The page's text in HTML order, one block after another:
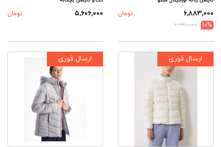
۶,۸۸۳,۰۰۰
تومان
10%
۷,۶۴۱,۰۰۰
۵,۶۰۶,۰۰۰ تومان
ارسال فوری ارسال فوری